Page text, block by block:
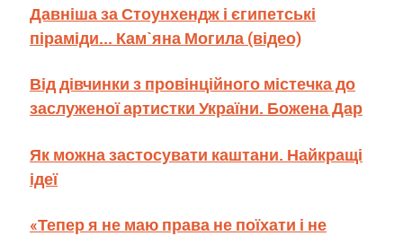
Давніша за Стоунхендж і єгипетські
піраміди... Кам`яна Могила (відео)
Від дівчинки з провінційного містечка до
заслуженої артистки України. Божена Дар
Як можна застосувати каштани. Найкращі
ідеї
«Тепер я не маю права не поїхати і не